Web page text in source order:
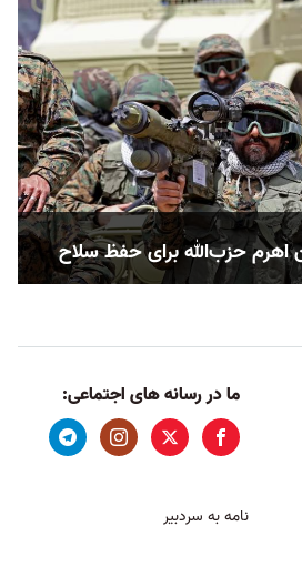
اهرم حزب‌الله برای حفظ سلاح
ما در رسانه های اجتماعی:
نامه به سردبیر